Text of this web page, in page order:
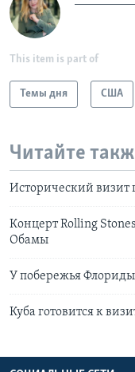
This item is part of
Темы дня США
Читайте
Исторический визит
Концерт Rolling
Обамы
У побережья
Куба готовится к